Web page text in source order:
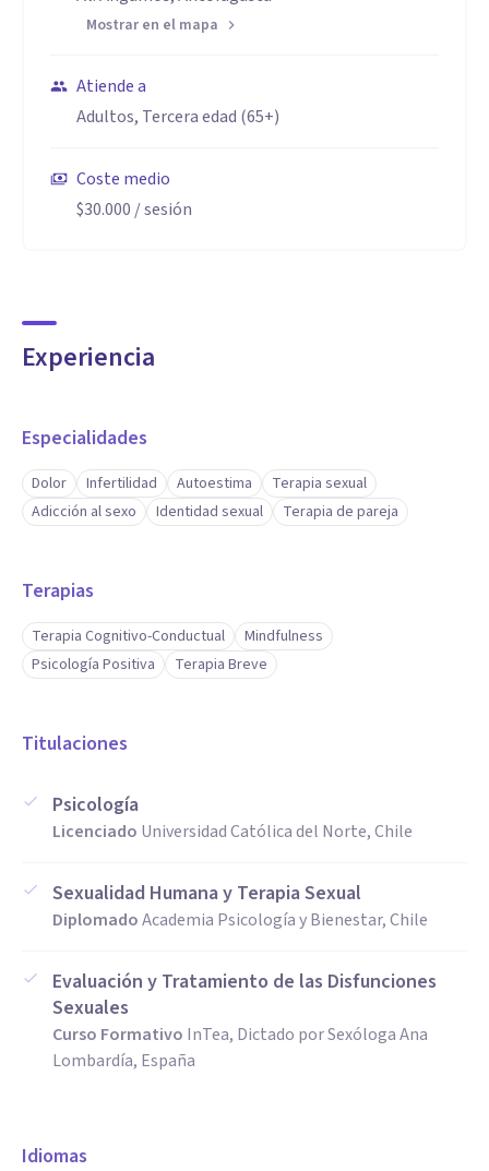
Mostrar en el mapa
Atiende a
Adultos, Tercera edad (65+)
Coste medio
$30.000 / sesión
Experiencia
Especialidades
Dolor Infertilidad Autoestima
Terapia sexual
Adicción al sexo
Identidad sexual Terapia de pareja
Terapias
Terapia Cognitivo-Conductual
Mindfulness
Psicología Positiva
Terapia Breve
Titulaciones
Psicología
Licenciado Universidad Católica del Norte, Chile
Sexualidad Humana y Terapia Sexual
DiplomadoAcademia Psicología y Bienestar, Chile
Evaluación y Tratamiento de las Disfunciones
Sexuales
Curso Formativo InTea, Dictado por Sexóloga Ana
Lombardía, España
Idiomas